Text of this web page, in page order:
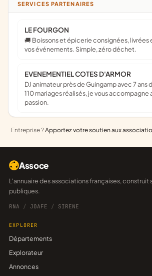
SERVICES PARTENAIRES
LE FOURGON
🚚 Boissons et épicerie consignées, livrées et reprises pour
vos événements. Simple, zéro déchet.
EVENEMENTIEL COTES D'ARMOR
DJ animateur près de Guingamp avec 7 ans d’expérience et
110 mariages réalisés, je vous accompagne
passion.
Entreprise ?Apportez votre soutien aux
Assoce
L'annuaire des associations françaises, construit sur les données
publiques.
RNA / JOAFE / SIRENE
EXPLORER
Départements
Explorateur
Annonces